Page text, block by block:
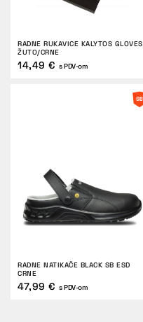
RADNE RUKAVICE KALYTOS GLOVES
ŽUTO/CRNE
14,49 € s PDV-om
RADNE NATIKAČE BLACK SB ESD
CRNE
47,99 € s PDV-om